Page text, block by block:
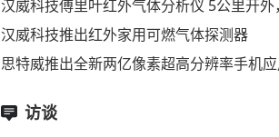
汉威科技傅里叶红外气体分析仪 5公里开
汉威科技推出红外家用可燃气体探测器
思特威推出全新两亿像素超高分辨率手机
访谈